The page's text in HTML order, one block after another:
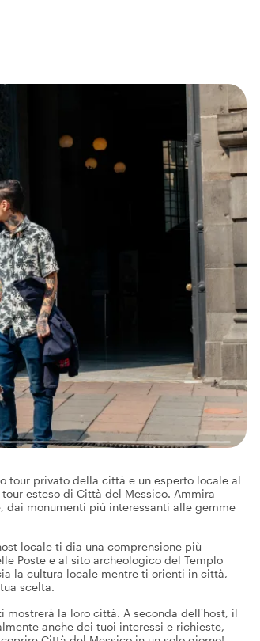
tour privato della città e un esperto locale al
esteso di Città del Messico. Ammira
dai monumenti più interessanti alle gemme
locale ti dia una comprensione più
Poste e al sito archeologico del Templo
la cultura locale mentre ti orienti in città,
scelta.
la loro città. A seconda dell'host, il
anche dei tuoi interessi e richieste,